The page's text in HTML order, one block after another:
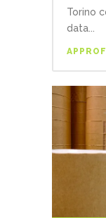
Torino
data...